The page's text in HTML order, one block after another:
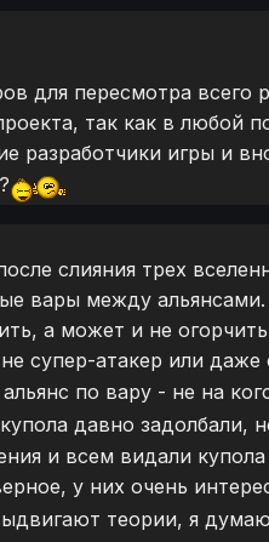
для пересмотра всего
так как в любой
разработчики игры и
слияния трех
вары между
а может и не
супер-атакер или
по вару - не на
давно задолбали,
и всем видали
у них очень
теории, я